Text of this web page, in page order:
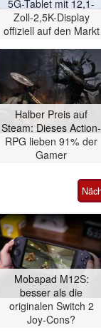
5G-Tablet mit 12,1-
Zoll-2,5K-Display
offiziell auf den Markt
Halber Preis auf
Steam: Dieses Action-
RPG lieben 91% der
Gamer
Mobapad M12S:
besser als die
originalen Switch 2
Joy-Cons?